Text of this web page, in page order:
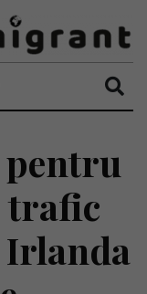
pentru
trafic
Irlanda